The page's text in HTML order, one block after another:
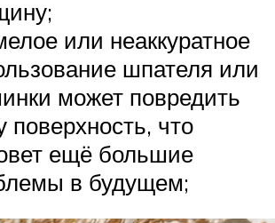
или неаккуратное
шпателя или
может повредить
поверхность, что
ещё большие
в будущем;